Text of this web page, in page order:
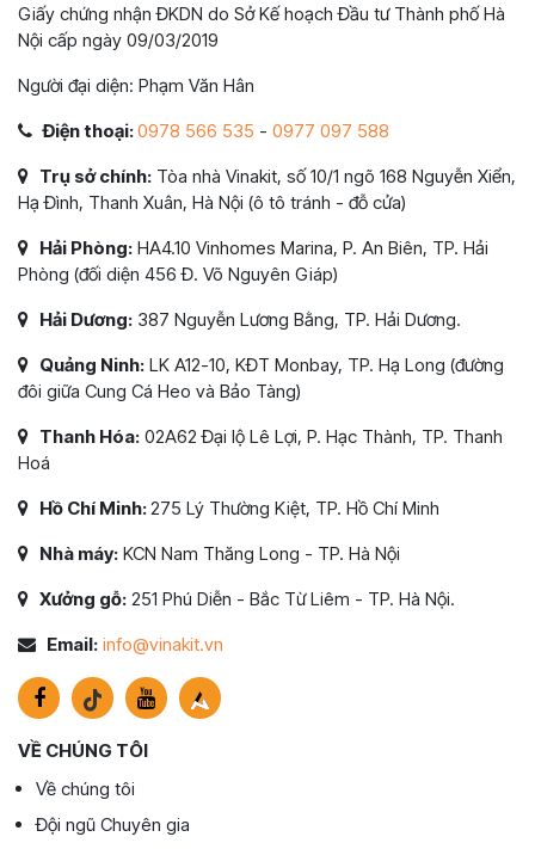
Giấy chứng nhận ĐKDN do Sở Kế hoạch Đầu tư Thành phố Hà
Nội cấp ngày 09/03/2019
Người đại diện: Phạm Văn Hân
Điện thoại:0978 566 535 - 0977 097 588
Trụ sở chính: Tòa nhà Vinakit, số 10/1 ngõ 168 Nguyễn Xiển,
Hạ Đình, Thanh Xuân, Hà Nội (ô tô tránh - đỗ cửa)
Hải Phòng: HA4.10 Vinhomes Marina, P. An Biên, TP. Hải
Phòng (đối diện 456 Đ. Võ Nguyên Giáp)
Hải Dương: 387 Nguyễn Lương Bằng, TP. Hải Dương.
Quảng Ninh: LK A12-10, KĐT Monbay, TP. Hạ Long (đường
đôi giữa Cung Cá Heo và Bảo Tàng)
Thanh Hóa: 02A62 Đại lộ Lê Lợi, P. Hạc Thành, TP. Thanh
Hoá
Hồ Chí Minh:275 Lý Thường Kiệt, TP. Hồ Chí Minh
Nhà máy: KCN Nam Thăng Long - TP. Hà Nội
Xưởng gỗ: 251 Phú Diễn - Bắc Từ Liêm - TP. Hà Nội.
Email: info@vinakit.vn
VỀ CHÚNG TÔI
Về chúng tôi
Đội ngũ Chuyên gia